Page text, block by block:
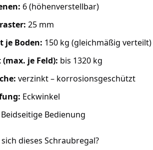
6 (höhenverstellbar)
25 mm
je Boden: 150 kg (gleichmäßig verteilt)
(max. je Feld): bis 1320 kg
verzinkt – korrosionsgeschützt
Eckwinkel
Beidseitige Bedienung
dieses Schraubregal?